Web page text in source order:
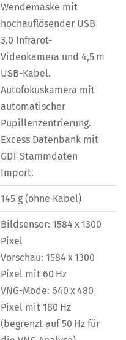
Wendemaske mit
hochauflösender USB
3.0 Infrarot-
Videokamera und 4,5 m
USB-Kabel.
Autofokuskamera mit
automatischer
Pupillenzentrierung.
Excess Datenbank mit
GDT Stammdaten
Import.
145 g (ohne Kabel)
Bildsensor: 1584 x 1300
Pixel
Vorschau: 1584 x 1300
Pixel mit 60 Hz
VNG-Mode: 640 x 480
Pixel mit 180 Hz
(begrenzt auf 50 Hz für